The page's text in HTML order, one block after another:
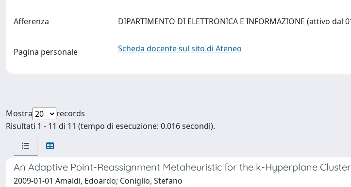
Afferenza DIPARTIMENTO DI ELETTRONICA E INFORMAZIONE (attivo
Pagina personale Scheda docente sul sito di Ateneo
Mostra
records
Risultati 1 - 11 di 11 (tempo di esecuzione: 0.016 secondi).
An Adaptive Point-Reassignment Metaheuristic for the k-Hyperplane
2009-01-01 Amaldi, Edoardo; Coniglio, Stefano